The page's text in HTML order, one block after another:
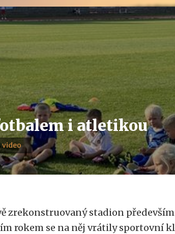
i atletikou
video
zrekonstruovaný stadion především
rokem se na něj vrátily sportovní